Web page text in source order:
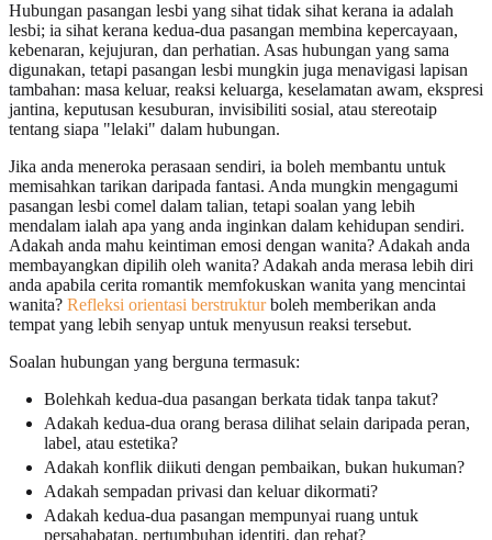
Hubungan pasangan lesbi yang sihat tidak sihat kerana ia adalah
lesbi; ia sihat kerana kedua-dua pasangan membina kepercayaan,
kebenaran, kejujuran, dan perhatian. Asas hubungan yang sama
digunakan, tetapi pasangan lesbi mungkin juga menavigasi lapisan
tambahan: masa keluar, reaksi keluarga, keselamatan awam, ekspresi
jantina, keputusan kesuburan, invisibiliti sosial, atau stereotaip
tentang siapa "lelaki" dalam hubungan.
Jika anda meneroka perasaan sendiri, ia boleh membantu untuk
memisahkan tarikan daripada fantasi. Anda mungkin mengagumi
pasangan lesbi comel dalam talian, tetapi soalan yang lebih
mendalam ialah apa yang anda inginkan dalam kehidupan sendiri.
Adakah anda mahu keintiman emosi dengan wanita? Adakah anda
membayangkan dipilih oleh wanita? Adakah anda merasa lebih diri
anda apabila cerita romantik memfokuskan wanita yang mencintai
wanita? Refleksi orientasi berstrukturboleh memberikan anda
tempat yang lebih senyap untuk menyusun reaksi tersebut.
Soalan hubungan yang berguna termasuk:
Bolehkah kedua-dua pasangan berkata tidak tanpa takut?
Adakah kedua-dua orang berasa dilihat selain daripada peran,
label, atau estetika?
Adakah konflik diikuti dengan pembaikan, bukan hukuman?
Adakah sempadan privasi dan keluar dikormati?
Adakah kedua-dua pasangan mempunyai ruang untuk
persahabatan, pertumbuhan identiti, dan rehat?